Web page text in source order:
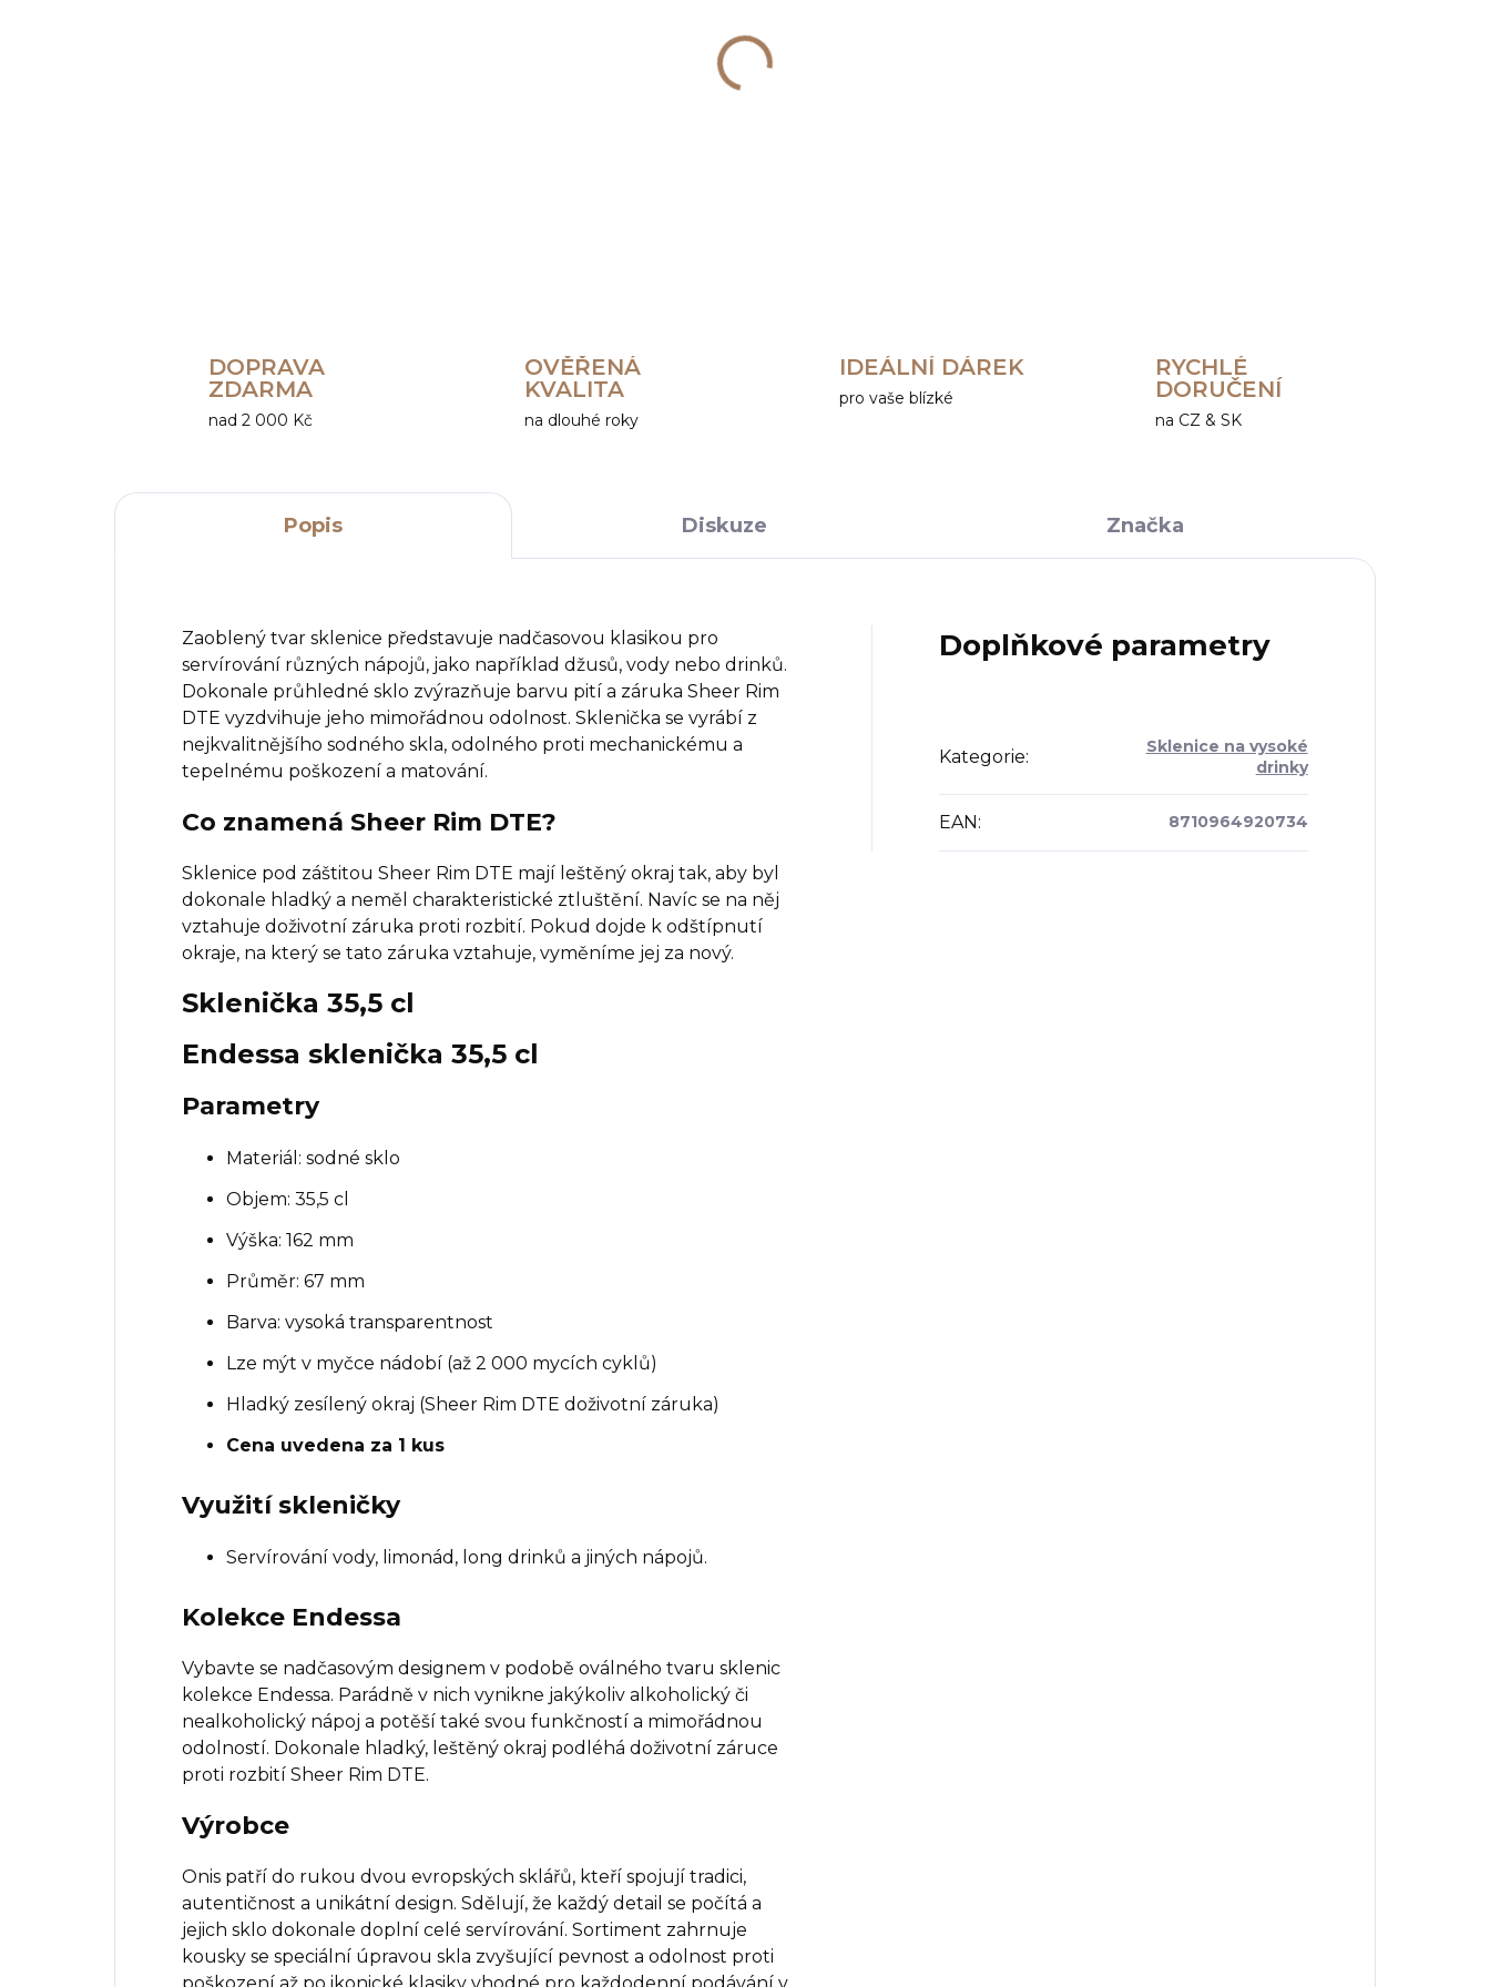
DOPRAVA
ZDARMA
nad 2 000 Kč
OVĚŘENÁ
KVALITA
na dlouhé roky
IDEÁLNÍ DÁREK
pro vaše blízké
RYCHLÉ
DORUČENÍ
na CZ & SK
Popis Diskuze Značka
Zaoblený tvar sklenice představuje nadčasovou klasikou pro
servírování různých nápojů, jako například džusů, vody nebo drinků.
Dokonale průhledné sklo zvýrazňuje barvu pití a záruka Sheer Rim
DTE vyzdvihuje jeho mimořádnou odolnost. Sklenička se vyrábí z
nejkvalitnějšího sodného skla, odolného proti mechanickému a
tepelnému poškození a matování.
Co znamená Sheer Rim DTE?
Sklenice pod záštitou Sheer Rim DTE mají leštěný okraj tak, aby byl
dokonale hladký a neměl charakteristické ztluštění. Navíc se na něj
vztahuje doživotní záruka proti rozbití. Pokud dojde k odštípnutí
okraje, na který se tato záruka vztahuje, vyměníme jej za nový.
Sklenička 35,5 cl
Endessa sklenička 35,5 cl
Parametry
Materiál: sodné sklo
Objem: 35,5 cl
Výška: 162 mm
Průměr: 67 mm
Barva: vysoká transparentnost
Lze mýt v myčce nádobí (až 2 000 mycích cyklů)
Hladký zesílený okraj (Sheer Rim DTE doživotní záruka)
Cena uvedena za 1 kus
Využití skleničky
Servírování vody, limonád, long drinků a jiných nápojů.
Kolekce Endessa
Vybavte se nadčasovým designem v podobě oválného tvaru sklenic
kolekce Endessa. Parádně v nich vynikne jakýkoliv alkoholický či
nealkoholický nápoj a potěší také svou funkčností a mimořádnou
odolností. Dokonale hladký, leštěný okraj podléhá doživotní záruce
proti rozbití Sheer Rim DTE.
Výrobce
Onis patří do rukou dvou evropských sklářů, kteří spojují tradici,
autentičnost a unikátní design. Sdělují, že každý detail se počítá a
jejich sklo dokonale doplní celé servírování. Sortiment zahrnuje
kousky se speciální úpravou skla zvyšující pevnost a odolnost proti
Doplňkové parametry
Kategorie:
Sklenice na vysoké
drinky
EAN : 8710964920734